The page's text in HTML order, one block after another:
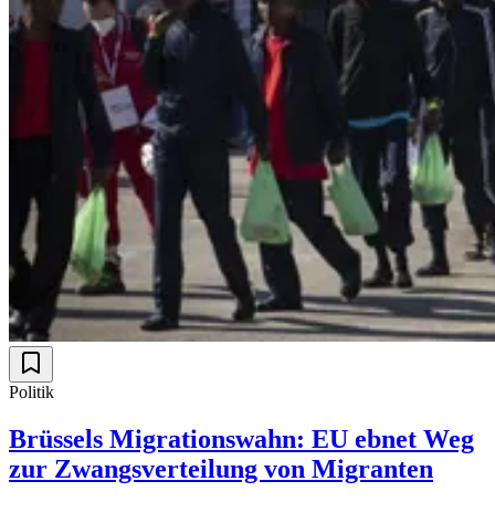
Politik
Brüssels Migrationswahn: EU ebnet Weg
zur Zwangsverteilung von Migranten